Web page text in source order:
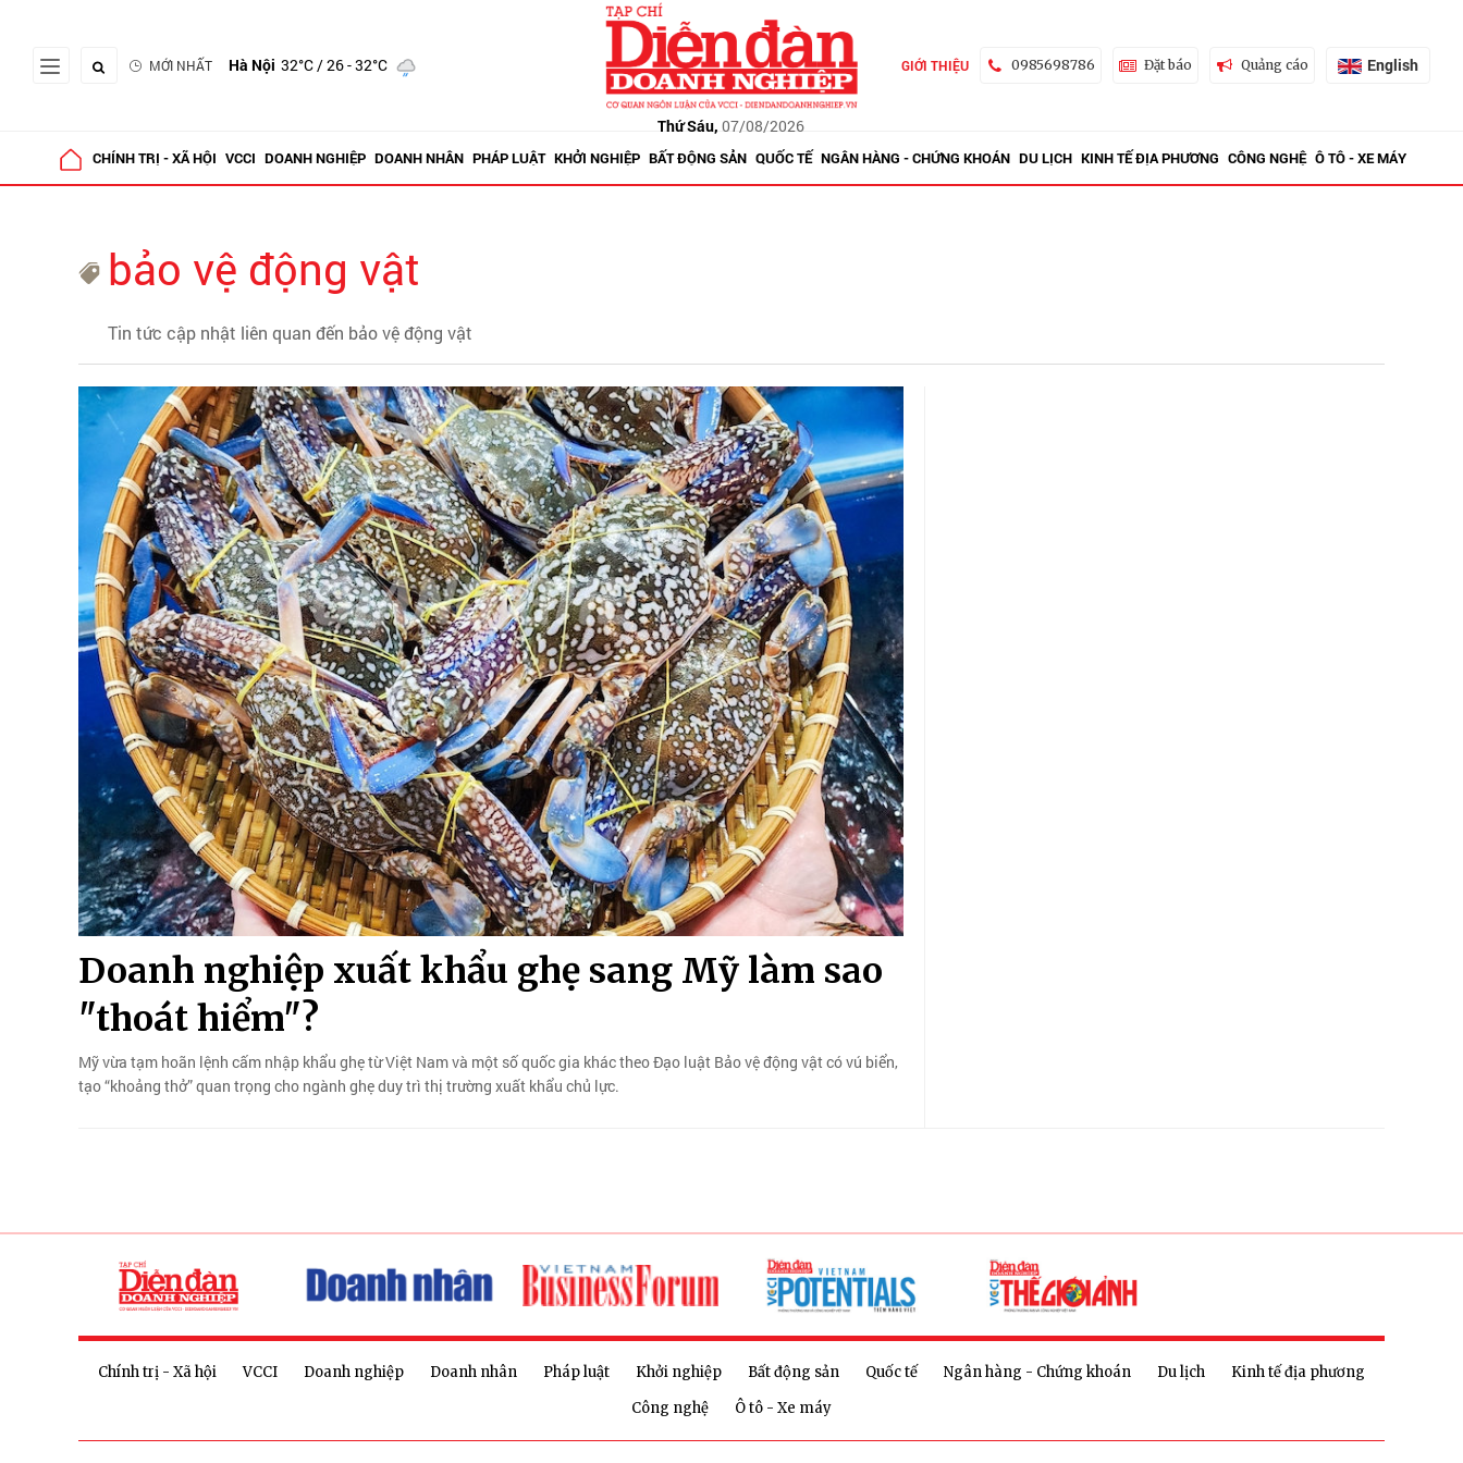
MỚI NHẤT Hà Nội 32°C/ 26 - 32°C
Thứ Sáu, 07/08/2026
GIỚI THIỆU 0985698786 Đặt báo Quảng cáo English
CHÍNH TRỊ - XÃ HỘI VCCI DOANH NGHIỆP DOANH NHÂN PHÁP LUẬT KHỞI NGHIỆP BẤT ĐỘNG SẢN QUỐC TẾ NGÂN HÀNG - CHỨNG KHOÁN DU LỊCH KINH TẾ ĐỊA PHƯƠNG CÔNG NGHỆ Ô TÔ - XE MÁY
bảo vệ động vật
Tin tức cập nhật liên quan đến bảo vệ động vật
Doanh nghiệp xuất khẩu ghẹ sang Mỹ làm sao
"thoát hiểm"?
Mỹ vừa tạm hoãn lệnh cấm nhập khẩu ghẹ từ Việt Nam và một số quốc gia khác theo Đạo luật Bảo vệ động vật có vú biển,
tạo “khoảng thở” quan trọng cho ngành ghẹ duy trì thị trường xuất khẩu chủ lực.
Chính trị - Xã hội VCCI Doanh nghiệp Doanh nhân Pháp luật Khởi nghiệp Bất động sản Quốc tế Ngân hàng - Chứng khoán Du lịch
Kinh tế địa phương
Công nghệ
Ô tô - Xe máy